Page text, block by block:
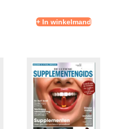
+ In winkelmand